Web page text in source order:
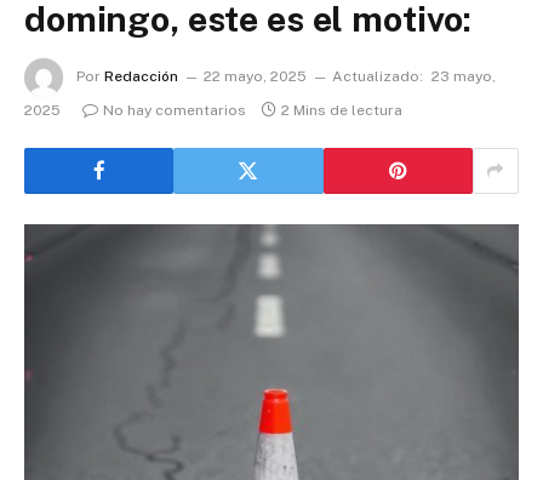
domingo, este es el motivo:
Por Redacción 22 mayo, 2025 Actualizado: 23 mayo,
2025
No hay comentarios 2 Mins de lectura